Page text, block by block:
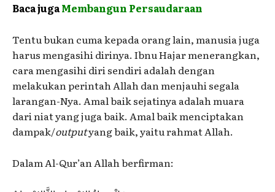
Baca jugaMembangun Persaudaraan
Tentu bukan cuma kepada orang lain, manusia juga
harus mengasihi dirinya. Ibnu Hajar menerangkan,
cara mengasihi diri sendiri adalah dengan
melakukan perintah Allah dan menjauhi segala
larangan-Nya. Amal baik sejatinya adalah muara
dari niat yang juga baik. Amal baik menciptakan
dampak/outputyang baik, yaitu rahmat Allah.
Dalam Al-Qur’an Allah berfirman: